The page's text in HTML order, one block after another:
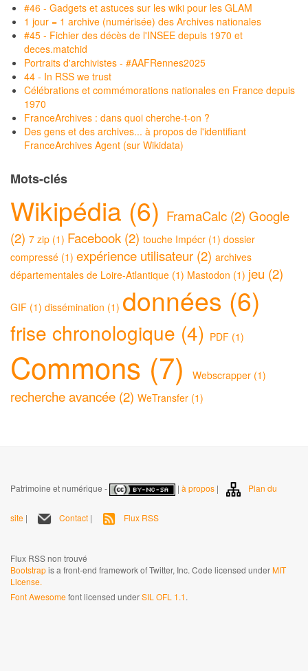
#46 - Gadgets et astuces sur les wiki pour les GLAM
1 jour = 1 archive (numérisée) des Archives nationales
#45 - Fichier des décès de l'INSEE depuis 1970 et
deces.matchid
Portraits d'archivistes - #AAFRennes2025
44 - In RSS we trust
Célébrations et commémorations nationales en France depuis
1970
FranceArchives : dans quoi cherche-t-on ?
Des gens et des archives... à propos de l'identifiant
FranceArchives Agent (sur Wikidata)
Mots-clés
Wikipédia (6) FramaCalc (2) Google
(2) 7 zip (1) Facebook (2) touche Impécr (1) dossier
compressé (1) expérience utilisateur (2) archives
départementales de Loire-Atlantique (1) Mastodon (1) jeu (2)
GIF (1) dissémination (1) données (6)
frise chronologique (4) PDF (1)
Commons (7) Webscrapper (1)
recherche avancée (2) WeTransfer (1)
Patrimoine et numérique - | à propos | Plan du
site | Contact | Flux RSS
Flux RSS non trouvé
Bootstrapis a front-end framework of Twitter, Inc. Code licensed underMIT
License.
Font Awesomefont licensed underSIL OFL 1.1.